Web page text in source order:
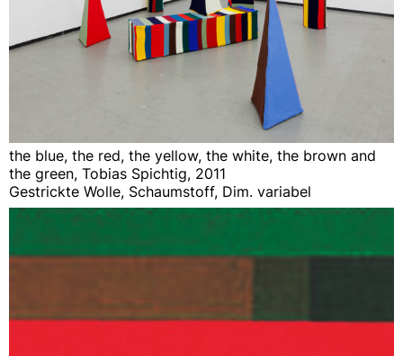
the blue, the red, the yellow, the white, the brown and
the green, Tobias Spichtig, 2011
Gestrickte Wolle, Schaumstoff, Dim. variabel